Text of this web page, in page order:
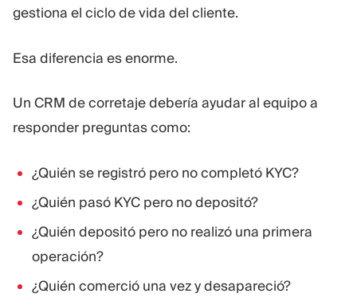
gestiona el ciclo de vida del cliente.
Esa diferencia es enorme.
Un CRM de corretaje debería ayudar al equipo a
responder preguntas como:
¿Quién se registró pero no completó KYC?
¿Quién pasó KYC pero no depositó?
¿Quién depositó pero no realizó una primera
operación?
¿Quién comerció una vez y desapareció?